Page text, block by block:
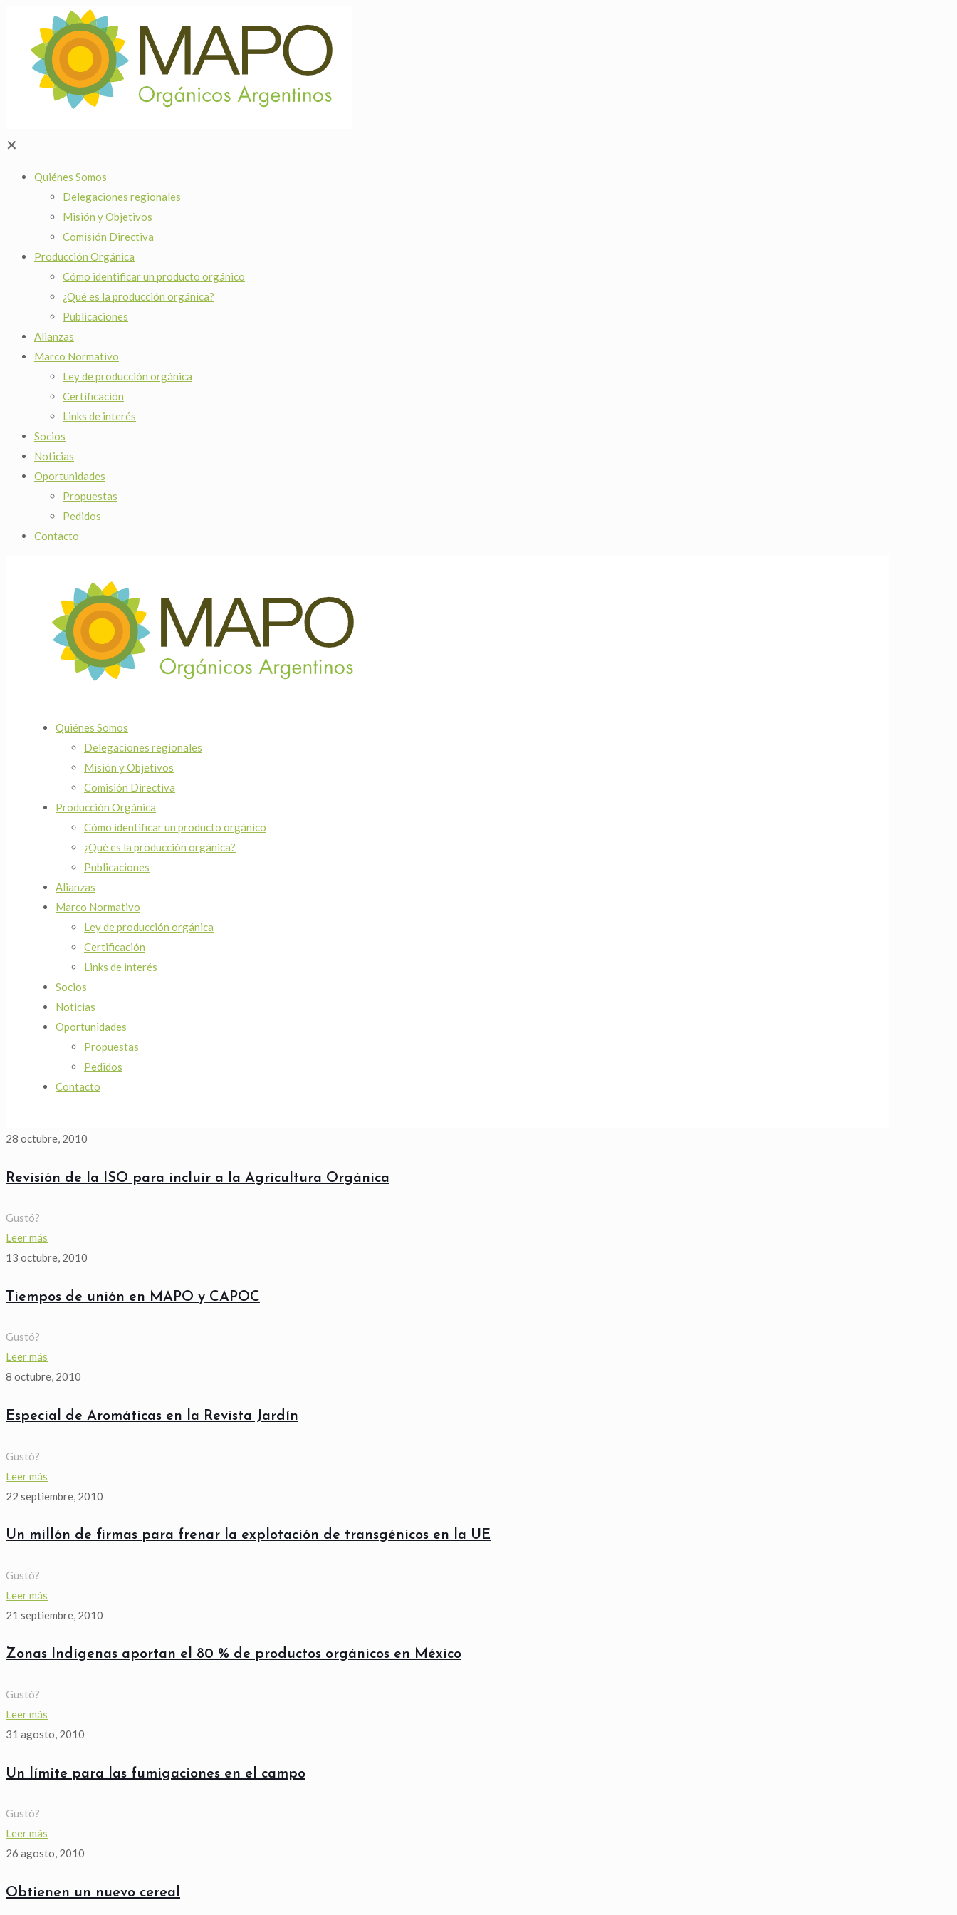
✕
Quiénes Somos
Delegaciones regionales
Misión y Objetivos
Comisión Directiva
Producción Orgánica
Cómo identificar un producto orgánico
¿Qué es la producción orgánica?
Publicaciones
Alianzas
Marco Normativo
Ley de producción orgánica
Certificación
Links de interés
Socios
Noticias
Oportunidades
Propuestas
Pedidos
Contacto
Quiénes Somos
Delegaciones regionales
Misión y Objetivos
Comisión Directiva
Producción Orgánica
Cómo identificar un producto orgánico
¿Qué es la producción orgánica?
Publicaciones
Alianzas
Marco Normativo
Ley de producción orgánica
Certificación
Links de interés
Socios
Noticias
Oportunidades
Propuestas
Pedidos
Contacto
28 octubre, 2010
Revisión de la ISO para incluir a la Agricultura Orgánica
Gustó?
Leer más
13 octubre, 2010
Tiempos de unión en MAPO y CAPOC
Gustó?
Leer más
8 octubre, 2010
Especial de Aromáticas en la Revista Jardín
Gustó?
Leer más
22 septiembre, 2010
Un millón de firmas para frenar la explotación de transgénicos en la UE
Gustó?
Leer más
21 septiembre, 2010
Zonas Indígenas aportan el 80 % de productos orgánicos en México
Gustó?
Leer más
31 agosto, 2010
Un límite para las fumigaciones en el campo
Gustó?
Leer más
26 agosto, 2010
Obtienen un nuevo cereal